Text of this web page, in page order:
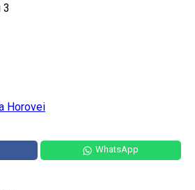
3
Horovei
WhatsApp